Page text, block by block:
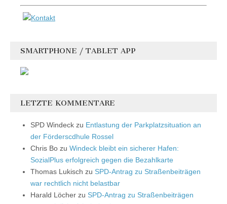
SMARTPHONE / TABLET APP
LETZTE KOMMENTARE
SPD Windeck zu Entlastung der Parkplatzsituation an
der Förderscdhule Rossel
Chris Bo zu Windeck bleibt ein sicherer Hafen:
SozialPlus erfolgreich gegen die Bezahlkarte
Thomas Lukisch zu SPD-Antrag zu Straßenbeiträgen
war rechtlich nicht belastbar
Harald Löcher zu SPD-Antrag zu Straßenbeiträgen